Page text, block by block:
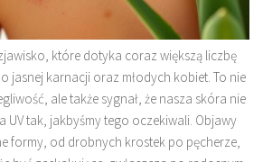
które dotyka coraz większą liczbę
jasnej karnacji oraz młodych kobiet. To nie
ale także sygnał, że nasza skóra nie
tak, jakbyśmy tego oczekiwali. Objawy
formy, od drobnych krostek po pęcherze,